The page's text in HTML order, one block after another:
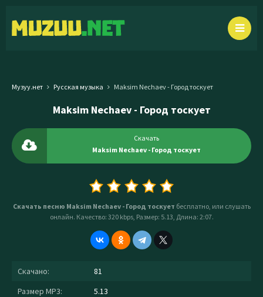
Музуу.нет Русская музыка Maksim Nechaev - Город тоскует
Maksim Nechaev - Город тоскует
Скачать
Maksim Nechaev - Город тоскует
Скачать песню Maksim Nechaev - Город тоскует бесплатно, или слушать
онлайн. Качество: 320 kbps, Размер: 5.13, Длина: 2:07.
Скачано:
81
Размер MP3:
5.13